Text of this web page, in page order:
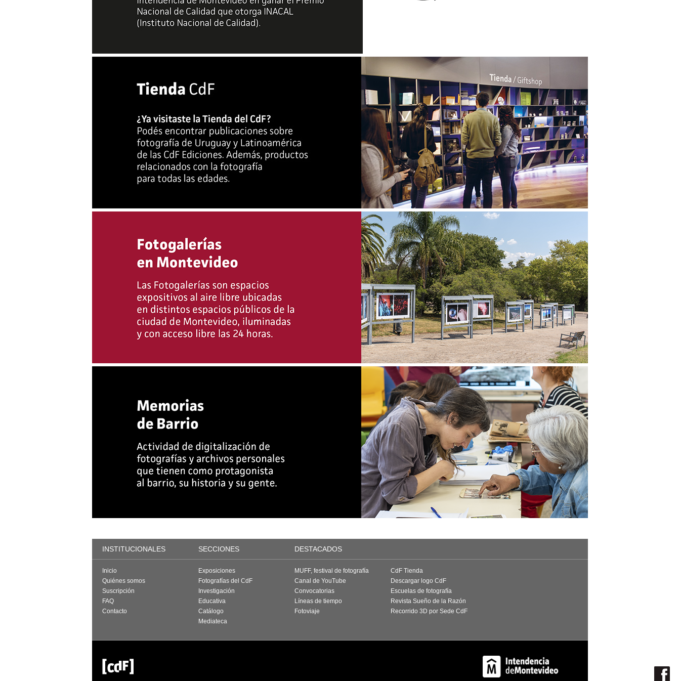
INSTITUCIONALES SECCIONES DESTACADOS
Inicio
Quiénes somos
Suscripción
FAQ
Contacto
Exposiciones
Fotografías del CdF
Investigación
Educativa
Catálogo
Mediateca
MUFF, festival de fotografía
Canal de YouTube
Convocatorias
Líneas de tiempo
Fotoviaje
CdF Tienda
Descargar logo CdF
Escuelas de fotografía
Revista Sueño de la Razón
Recorrido 3D por Sede CdF